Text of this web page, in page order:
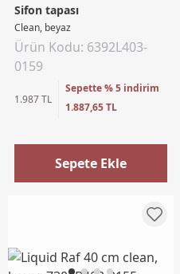
Sifon tapası
Clean, beyaz
Ürün Kodu: 6392L403-
0159
1.987 TL
Sepette % 5 indirim
1.887,65 TL
Sepete Ekle